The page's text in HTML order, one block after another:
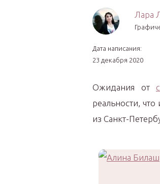
Лара
Дата написания:
23 декабря 2020
Ожидания от
реальности,
из Санкт-